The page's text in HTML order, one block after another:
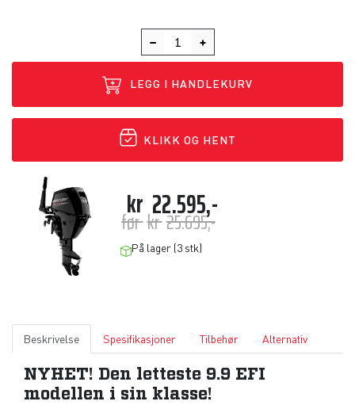
LEGG I HANDLEKURV
KLIKK OG HENT
kr 22.595,-
førkr25.695,-
På lager (3 stk)
Beskrivelse Spesifikasjoner Tilbehør Alternativ
NYHET! Den letteste 9.9 EFI
modellen i sin klasse!